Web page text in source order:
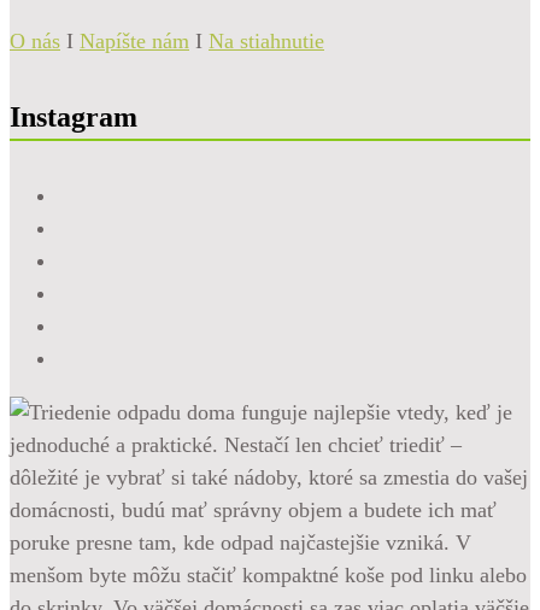
O nás I Napíšte nám I Na stiahnutie
Instagram